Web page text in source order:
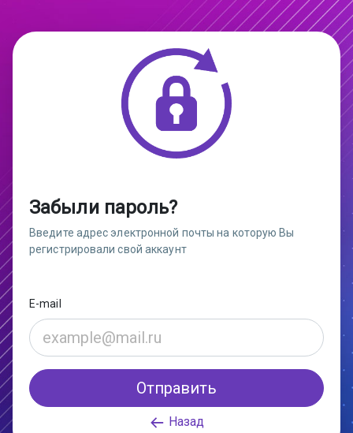
Забыли пароль?
Введите адрес электронной почты на которую Вы
регистрировали свой аккаунт
E-mail
Назад